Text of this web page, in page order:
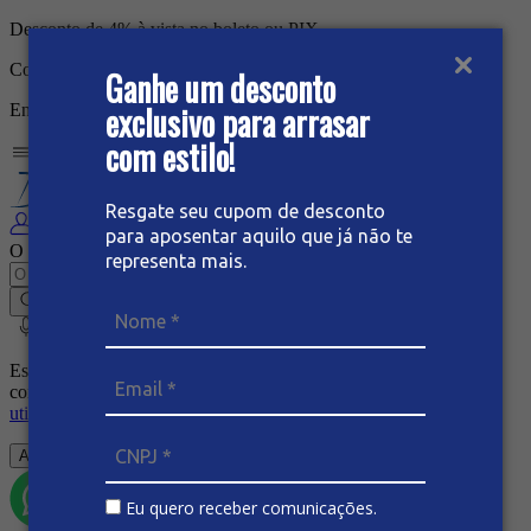
Ganhe um desconto
exclusivo para arrasar
com estilo!
Resgate seu cupom de desconto
para aposentar aquilo que já não te
representa mais.
Eu quero receber comunicações.
Desconto de4%à vista noboletoouPIX
Compre no
ATACADO
mínimo de 2.000,00
Entregamos seu pedido viaÔNIBUS
O que você procura hoje?
Este site utiliza cookies para personalizar a sua experiência. Ao
continuar navegando, você concorda com a nossa
utilização de cookies.
Aceitar